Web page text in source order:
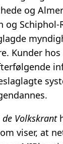
og
Kunder hos
de Volkskrant
viser, at